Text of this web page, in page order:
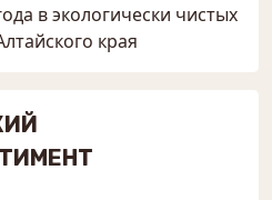
в экологически чистых
края